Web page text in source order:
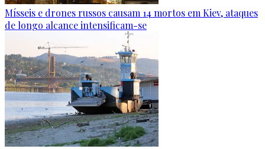
Mísseis e drones russos causam 14 mortos em Kiev, ataques
de longo alcance intensificam-se